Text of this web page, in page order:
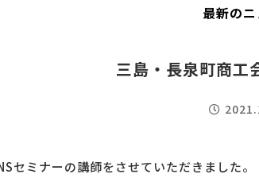
最新の
三島・長泉町商工
セミナーの講師をさせていただきました。